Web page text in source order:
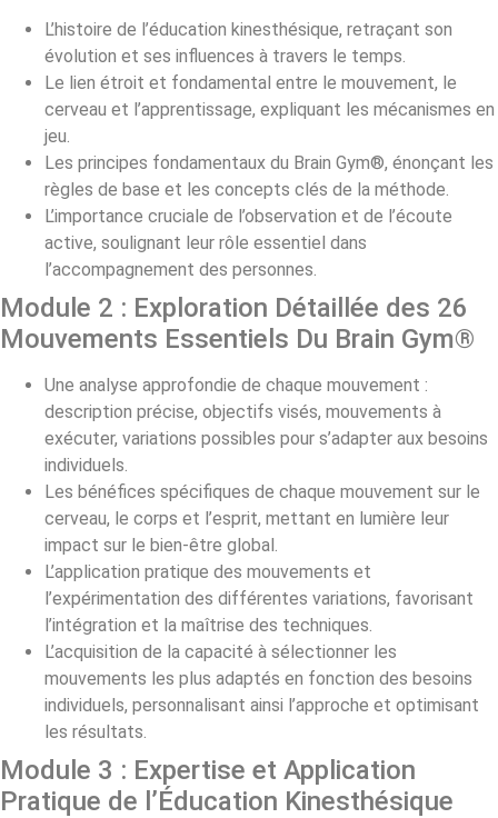
L’histoire de l’éducation kinesthésique, retraçant son
évolution et ses influences à travers le temps.
Le lien étroit et fondamental entre le mouvement, le
cerveau et l’apprentissage, expliquant les mécanismes en
jeu.
Les principes fondamentaux du Brain Gym®, énonçant les
règles de base et les concepts clés de la méthode.
L’importance cruciale de l’observation et de l’écoute
active, soulignant leur rôle essentiel dans
l’accompagnement des personnes.
Module 2 : Exploration Détaillée des 26
Mouvements Essentiels Du Brain Gym®
Une analyse approfondie de chaque mouvement :
description précise, objectifs visés, mouvements à
exécuter, variations possibles pour s’adapter aux besoins
individuels.
Les bénéfices spécifiques de chaque mouvement sur le
cerveau, le corps et l’esprit, mettant en lumière leur
impact sur le bien-être global.
L’application pratique des mouvements et
l’expérimentation des différentes variations, favorisant
l’intégration et la maîtrise des techniques.
L’acquisition de la capacité à sélectionner les
mouvements les plus adaptés en fonction des besoins
individuels, personnalisant ainsi l’approche et optimisant
les résultats.
Module 3 : Expertise et Application
Pratique de l’Éducation Kinesthésique